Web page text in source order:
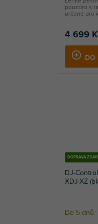
4 699
DO
pouzdro s
určené pro
DOPRAVA
DJ-
XDJ-XZ
Do 5 dnů